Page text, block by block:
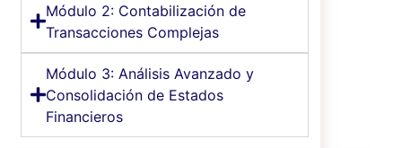
Módulo 2: Contabilización de
Transacciones Complejas
Módulo 3: Análisis Avanzado y
Consolidación de Estados
Financieros